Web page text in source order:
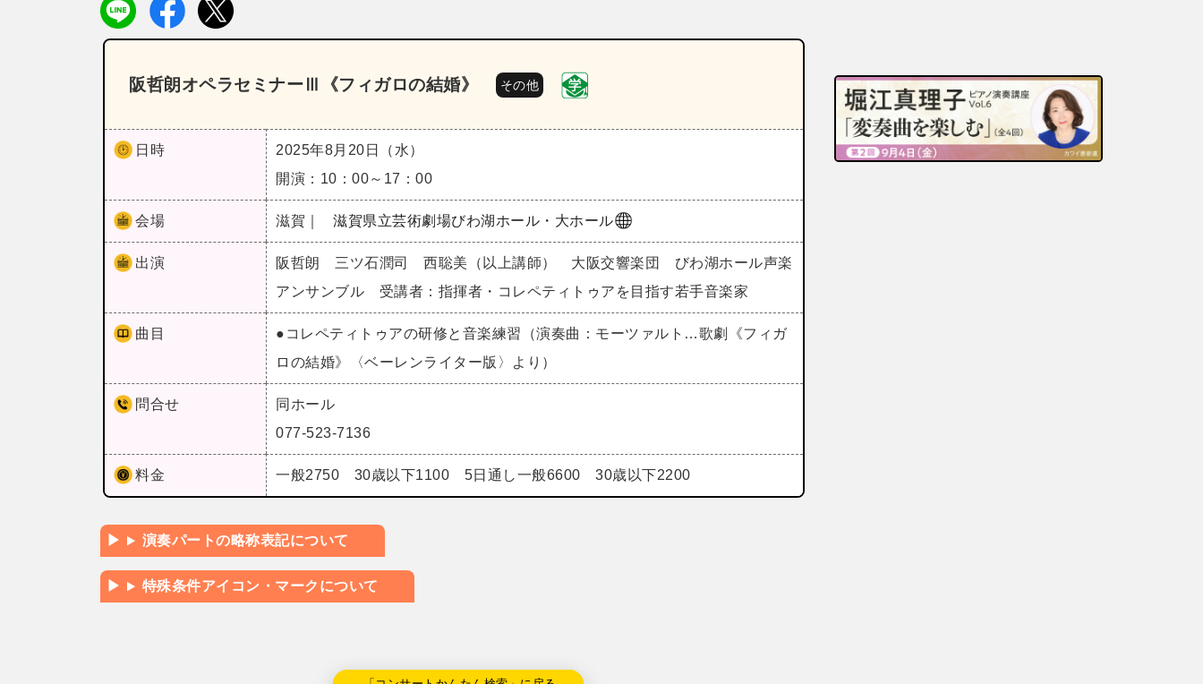
阪哲朗オペラセミナーⅢ《フィガロの結婚》 その他
日時
2025年8月20日（水）
開演：10：00～17：00
会場 滋賀｜ 滋賀県立芸術劇場びわ湖ホール・大ホール
出演
阪哲朗 三ツ石潤司 西聡美（以上講師） 大阪交響楽団 びわ湖ホール声楽
アンサンブル 受講者：指揮者・コレペティトゥアを目指す若手音楽家
曲目
●コレペティトゥアの研修と音楽練習（演奏曲：モーツァルト…歌劇《フィガ
ロの結婚》〈ベーレンライター版〉より）
問合せ
同ホール
077-523-7136
料金 一般2750 30歳以下1100 5日通し一般6600 30歳以下2200
演奏パートの略称表記について
特殊条件アイコン・マークについて